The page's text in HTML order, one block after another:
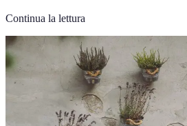
Continua la lettura